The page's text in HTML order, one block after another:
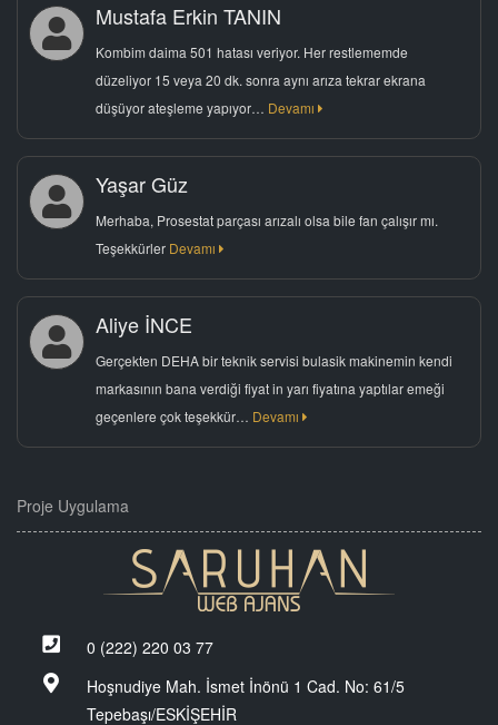
Mustafa Erkin TANIN
Kombim daima 501 hatası veriyor. Her restlememde
düzeliyor 15 veya 20 dk. sonra aynı arıza tekrar ekrana
düşüyor ateşleme yapıyor… Devamı
Yaşar Güz
Merhaba, Prosestat parçası arızalı olsa bile fan çalışır mı.
Teşekkürler Devamı
Aliye İNCE
Gerçekten DEHA bir teknik servisi bulasik makinemin kendi
markasının bana verdiği fiyat in yarı fiyatına yaptılar emeği
geçenlere çok teşekkür… Devamı
Proje Uygulama
0 (222) 220 03 77
Hoşnudiye Mah. İsmet İnönü 1 Cad. No: 61/5
Tepebaşı/ESKİŞEHİR